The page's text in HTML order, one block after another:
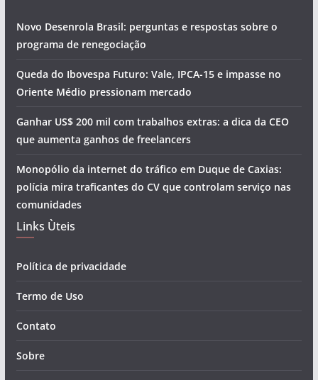
Novo Desenrola Brasil: perguntas e respostas sobre o
programa de renegociação
Queda do Ibovespa Futuro: Vale, IPCA-15 e impasse no
Oriente Médio pressionam mercado
Ganhar US$ 200 mil com trabalhos extras: a dica da CEO
que aumenta ganhos de freelancers
Monopólio da internet do tráfico em Duque de Caxias:
polícia mira traficantes do CV que controlam serviço nas
comunidades
Links Ùteis
Política de privacidade
Termo de Uso
Contato
Sobre